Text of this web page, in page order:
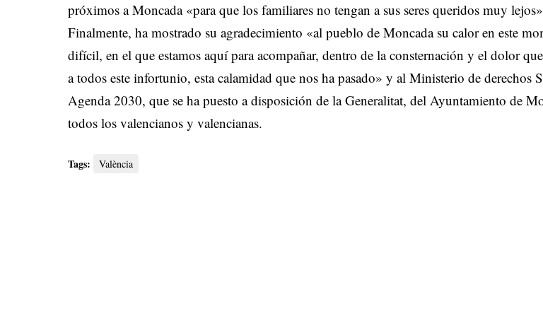
próximos a Moncada «para que los familiares no tengan a sus seres queridos muy
Finalmente, ha mostrado su agradecimiento «al pueblo de Moncada su calor en este
difícil, en el que estamos aquí para acompañar, dentro de la consternación y el dolor
a todos este infortunio, esta calamidad que nos ha pasado» y al Ministerio de derechos
Agenda 2030, que se ha puesto a disposición de la Generalitat, del Ayuntamiento de
todos los valencianos y valencianas.
Tags: València